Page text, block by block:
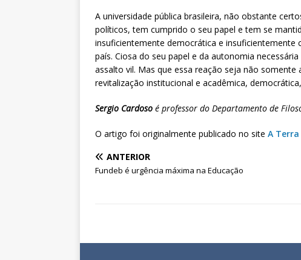
A universidade pública brasileira, não obstante
políticos, tem cumprido o seu papel e tem se
insuficientemente democrática e
país. Ciosa do seu papel e da autonomia
assalto vil. Mas que essa reação seja não somente
revitalização institucional e acadêmica,
Sergio Cardoso é professor do Departamento de
O artigo foi originalmente publicado no site A Terra
ANTERIOR
Fundeb é urgência máxima na Educação